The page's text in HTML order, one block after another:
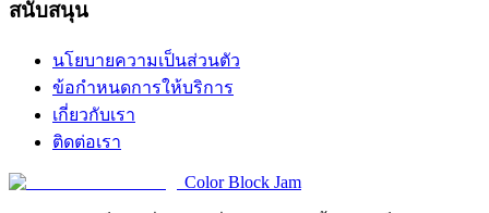
สนับสนุน
นโยบายความเป็นส่วนตัว
ข้อกำหนดการให้บริการ
เกี่ยวกับเรา
ติดต่อเรา
Color Block Jam